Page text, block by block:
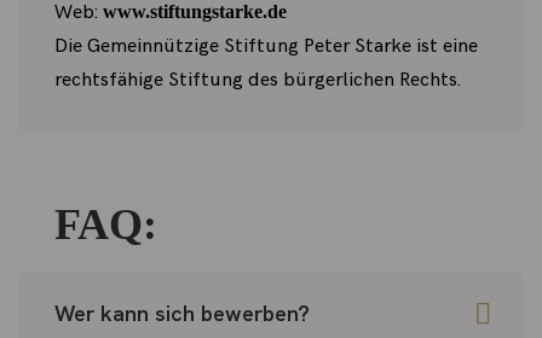
Web:www.stiftungstarke.de
Die Gemeinnützige Stiftung Peter Starke ist eine
rechtsfähige Stiftung des bürgerlichen Rechts.
FAQ:
Wer kann sich bewerben?